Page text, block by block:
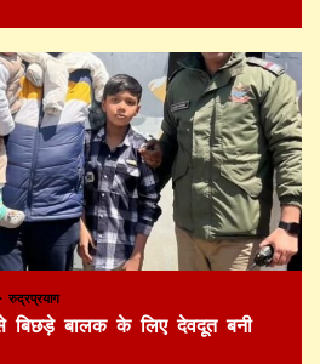
रुद्रप्रयाग
बिछड़े बालक के लिए देवदूत बनी